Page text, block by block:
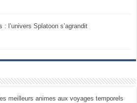
: l’univers Splatoon s’agrandit
meilleurs animes aux voyages temporels